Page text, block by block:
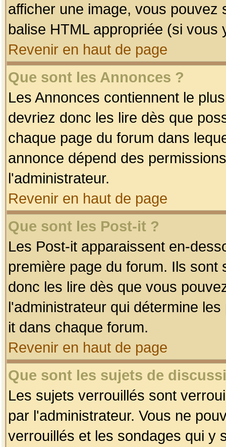
afficher une image, vous pouvez
balise HTML appropriée (si vous
Revenir en haut de page
Que sont les Annonces ?
Les Annonces contiennent le
devriez donc les lire dès que
chaque page du forum dans
annonce dépend des
l'administrateur.
Revenir en haut de page
Que sont les Post-it ?
Les Post-it apparaissent en-
première page du forum. Ils
donc les lire dès que vous
l'administrateur qui détermine
it dans chaque forum.
Revenir en haut de page
Que sont les sujets de
Les sujets verrouillés sont
par l'administrateur. Vous ne
verrouillés et les sondages qui y